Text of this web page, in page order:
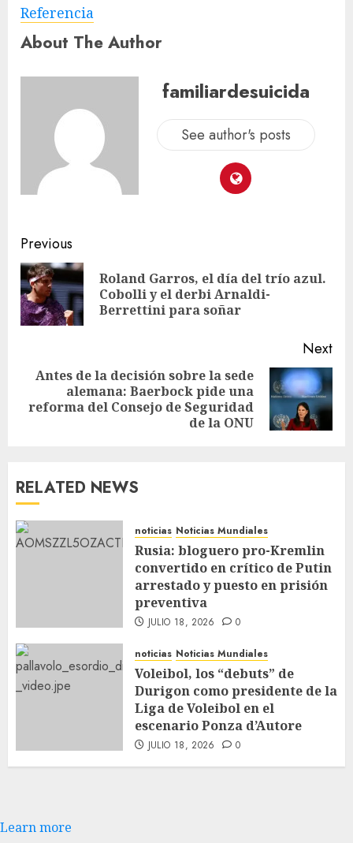
Referencia
About The Author
familiardesuicida
See author's posts
Previous
Roland Garros, el día del trío azul.
Cobolli y el derbi Arnaldi-
Berrettini para soñar
Next
Antes de la decisión sobre la sede
alemana: Baerbock pide una
reforma del Consejo de Seguridad
de la ONU
RELATED NEWS
noticias Noticias Mundiales
Rusia: bloguero pro-Kremlin
convertido en crítico de Putin
arrestado y puesto en prisión
preventiva
JULIO 18, 2026 0
noticias Noticias Mundiales
Voleibol, los “debuts” de
Durigon como presidente de la
Liga de Voleibol en el
escenario Ponza d’Autore
JULIO 18, 2026 0
Learn more